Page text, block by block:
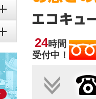
24時間
受付中！